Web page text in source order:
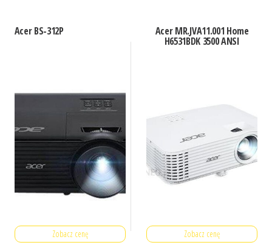
Acer BS-312P
Zobacz cenę
Acer MR.JVA11.001 Home
H6531BDK 3500 ANSI
Zobacz cenę